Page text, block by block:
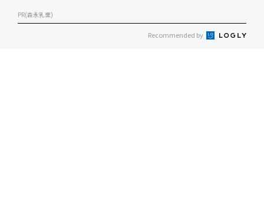
PR(森永乳業)
Recommended by